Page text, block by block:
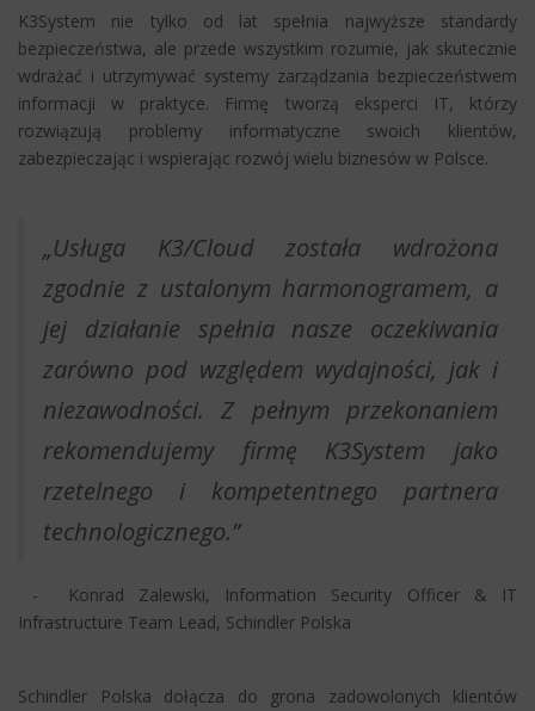
K3System nie tylko od lat spełnia najwyższe standardy
bezpieczeństwa, ale przede wszystkim rozumie, jak skutecznie
wdrażać i utrzymywać systemy zarządzania bezpieczeństwem
informacji w praktyce. Firmę tworzą eksperci IT, którzy
rozwiązują problemy informatyczne swoich klientów,
zabezpieczając i wspierając rozwój wielu biznesów w Polsce.
„Usługa K3/Cloud została wdrożona
zgodnie z ustalonym harmonogramem, a
jej działanie spełnia nasze oczekiwania
zarówno pod względem wydajności, jak i
niezawodności. Z pełnym przekonaniem
rekomendujemy firmę K3System jako
rzetelnego i kompetentnego partnera
technologicznego.”
- Konrad Zalewski, Information Security Officer & IT
Infrastructure Team Lead, Schindler Polska
Schindler Polska dołącza do grona zadowolonych klientów